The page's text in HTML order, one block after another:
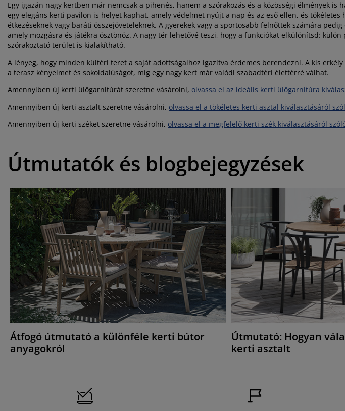
Egy igazán nagy kertben már nemcsak a pihenés, hanem a szórakozás és a közösségi élmények is
egy elegáns kerti pavilon is helyet kaphat, amely védelmet nyújt a nap és az eső ellen, és tökéletes
étkezéseknek vagy baráti összejöveteleknek. A gyerekek vagy a sportosabb felnőttek számára
amely mozgásra és játékra ösztönöz. A nagy tér lehetővé teszi, hogy a funkciókat elkülönítsd: külön
szórakoztató terület is kialakítható.
A lényeg, hogy minden kültéri teret a saját adottságaihoz igazítva érdemes berendezni. A kis
a terasz kényelmet és sokoldalúságot, míg egy nagy kert már valódi szabadtéri élettérré válhat.
Amennyiben új kerti ülőgarnitúrát szeretne vásárolni, olvassa el az ideális kerti ülőgarnitúra
Amennyiben új kerti asztalt szeretne vásárolni, olvassa el a tökéletes kerti asztal kiválasztásáról
Amennyiben új kerti széket szeretne vásárolni, olvassa el a megfelelő kerti szék kiválasztásáról
Útmutatók és blogbejegyzések
Átfogó útmutató a különféle kerti bútor
anyagokról
Útmutató: Hogyan
kerti asztalt